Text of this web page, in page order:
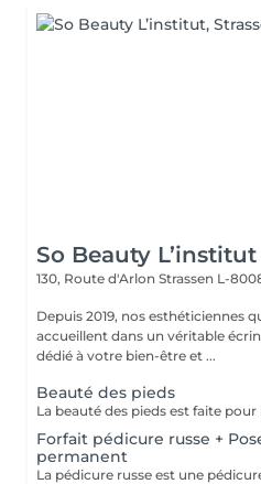
So Beauty L’institut
130, Route d'Arlon Strassen L-
Depuis 2019, nos esthéticiennes
accueillent dans un véritable
dédié à votre bien-être et ...
Beauté des pieds
Forfait pédicure russe +
permanent